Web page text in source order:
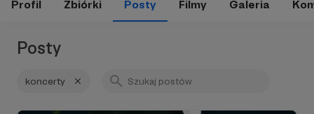
Profil Zbiórki Posty Filmy Galeria
Posty
koncerty